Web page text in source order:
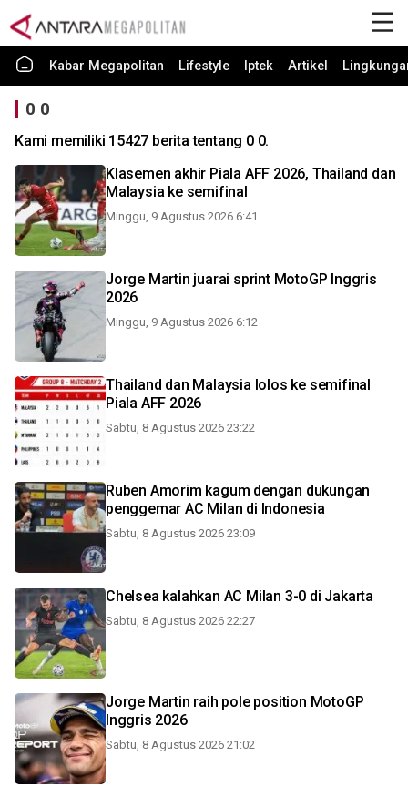
Kabar Megapolitan Lifestyle Iptek Artikel
0 0
Kami memiliki 15427 berita tentang 0 0.
Klasemen akhir Piala AFF 2026, Thailand dan
Malaysia ke semifinal
Minggu, 9 Agustus 2026 6:41
Jorge Martin juarai sprint MotoGP Inggris
2026
Minggu, 9 Agustus 2026 6:12
Thailand dan Malaysia lolos ke semifinal
Piala AFF 2026
Sabtu, 8 Agustus 2026 23:22
Ruben Amorim kagum dengan dukungan
penggemar AC Milan di Indonesia
Sabtu, 8 Agustus 2026 23:09
Chelsea kalahkan AC Milan 3-0 di Jakarta
Sabtu, 8 Agustus 2026 22:27
Jorge Martin raih pole position MotoGP
Inggris 2026
Sabtu, 8 Agustus 2026 21:02